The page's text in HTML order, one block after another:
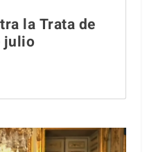
la Trata de
julio